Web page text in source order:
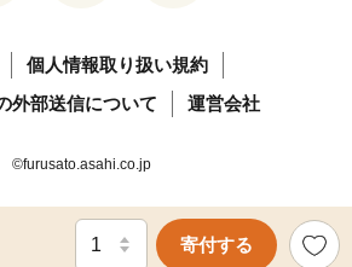
寄付する
個人情報取り扱い規約
外部送信について
運営会社
©furusato.asahi.co.jp